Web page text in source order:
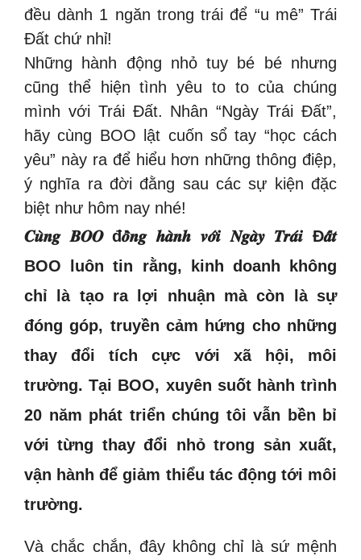
đều dành 1 ngăn trong trái để “u mê” Trái
Đất chứ nhỉ!
Những hành động nhỏ tuy bé bé nhưng
cũng thể hiện tình yêu to to của chúng
mình với Trái Đất. Nhân “Ngày Trái Đất”,
hãy cùng BOO lật cuốn sổ tay “học cách
yêu” này ra để hiểu hơn những thông điệp,
ý nghĩa ra đời đằng sau các sự kiện đặc
biệt như hôm nay nhé!
𝑪𝒖̀𝒏𝒈 𝑩𝑶𝑶 đ𝒐̂̀𝒏𝒈 𝒉𝒂̀𝒏𝒉 𝒗𝒐̛́𝒊 𝑵𝒈𝒂̀𝒚 𝑻𝒓𝒂́𝒊 Đ𝒂̂́𝒕
BOO luôn tin rằng, kinh doanh không
chỉ là tạo ra lợi nhuận mà còn là sự
đóng góp, truyền cảm hứng cho những
thay đổi tích cực với xã hội, môi
trường. Tại BOO, xuyên suốt hành trình
20 năm phát triển chúng tôi vẫn bền bỉ
với từng thay đổi nhỏ trong sản xuất,
vận hành để giảm thiểu tác động tới môi
trường.
Và chắc chắn, đây không chỉ là sứ mệnh